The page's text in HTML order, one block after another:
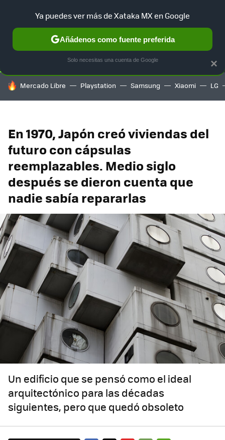
SELECCIÓN GAMING HOME AUTO TERRITORIO
HOY SE HABLA DE
Mercado Libre Playstation Samsung Xiaomi LG
En 1970, Japón creó viviendas del
futuro con cápsulas
reemplazables. Medio siglo
después se dieron cuenta que
nadie sabía repararlas
Un edificio que se pensó como el ideal
arquitectónico para las décadas
siguientes, pero que quedó obsoleto
×
Ya puedes ver más de Xataka MX en Google
Añádenos como fuente preferida
Solo necesitas una cuenta de Google